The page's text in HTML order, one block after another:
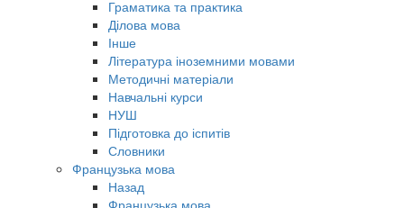
Граматика та практика
Ділова мова
Інше
Література іноземними мовами
Методичні матеріали
Навчальні курси
НУШ
Підготовка до іспитів
Словники
Французька мова
Назад
Французька мова